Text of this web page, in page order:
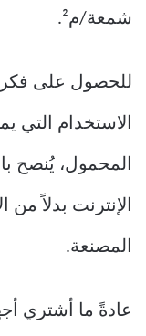
شمعة/م².
للحصول على
الاستخدام التي
المحمول، يُنصح
الإنترنت بدلاً
المصنعة.
عادةً ما أشتري